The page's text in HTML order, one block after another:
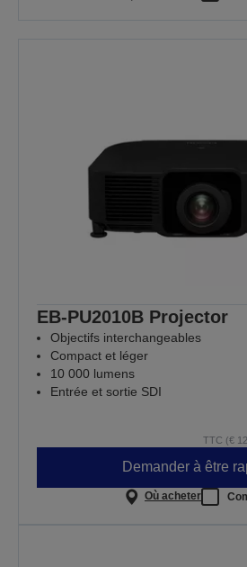
EB-PU2010B Projector
Objectifs interchangeables
Compact et léger
10 000 lumens
Entrée et sortie SDI
TTC (€
Demander à être
Où acheter